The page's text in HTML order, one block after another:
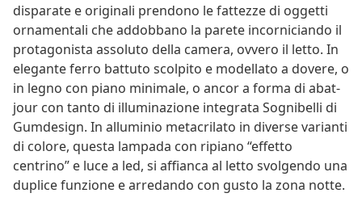
disparate e originali prendono le fattezze di oggetti
ornamentali che addobbano la parete incorniciando il
protagonista assoluto della camera, ovvero il letto. In
elegante ferro battuto scolpito e modellato a dovere, o
in legno con piano minimale, o ancor a forma di abat-
jour con tanto di illuminazione integrata Sognibelli di
Gumdesign. In alluminio metacrilato in diverse varianti
di colore, questa lampada con ripiano “effetto
centrino” e luce a led, si affianca al letto svolgendo una
duplice funzione e arredando con gusto la zona notte.